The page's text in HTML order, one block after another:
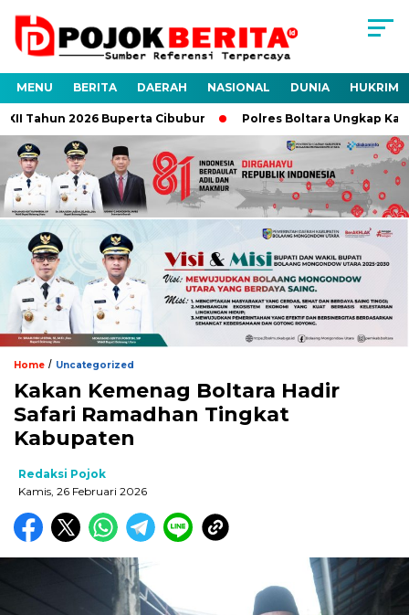
MENU BERITA DAERAH NASIONAL DUNIA HUKRIM
2026 Buperta Cibubur Polres Boltara Ungkap Kasus
Home / Uncategorized
Kakan Kemenag Boltara Hadir
Safari Ramadhan Tingkat
Kabupaten
Redaksi Pojok
Kamis, 26 Februari 2026